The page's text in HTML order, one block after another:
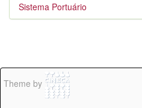
Sistema Portuário
Theme by